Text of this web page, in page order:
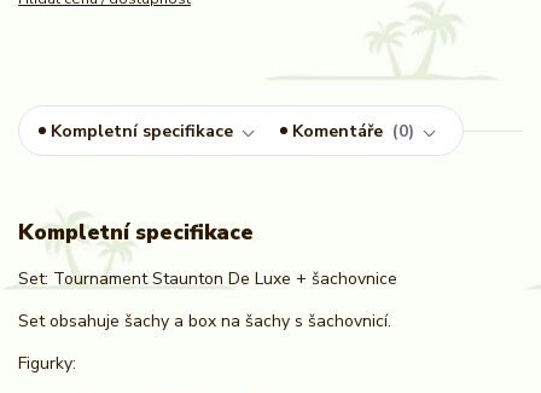
Kompletní specifikace Komentáře 0
Kompletní specifikace
Set: Tournament Staunton De Luxe + šachovnice
Set obsahuje šachy a box na šachy s šachovnicí.
Figurky: